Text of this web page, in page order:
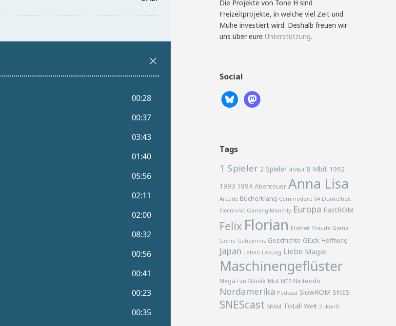
Die Projekte von Tone H sind
Freizeitprojekte, in welche viel Zeit und
Mühe investiert wird. Deshalb freuen wir
uns über eure Unterstützung.
Social
Tags
1 Spieler 2 Spieler 4 Mbit 8 Mbit 1992
1993 1994 Abenteuer Anna Lisa
Arcade Bücherklang Commodore 64 Dunkelheit
Electronic Gaming Monthly Europa FastROM
Felix Florian Freiheit Freude Game
Genie Geheimnis Geschichte Glück Hoffnung
Japan Leben Lesung Liebe Magie
Maschinengeflüster
Mega Fun Musik Mut NES Nintendo
Nordamerika Podcast SlowROM SNES
SNEScast SRAM Total! Welt Zukunft